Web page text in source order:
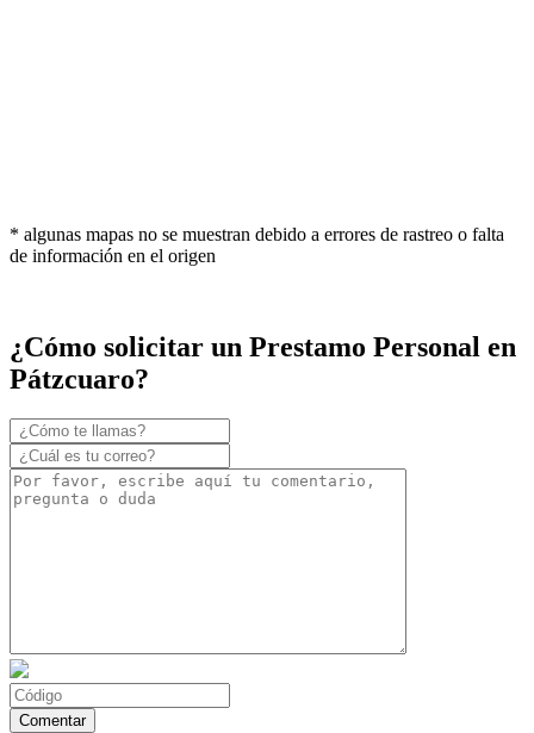
* algunas mapas no se muestran debido a errores de rastreo o falta
de información en el origen
¿Cómo solicitar un Prestamo Personal en
Pátzcuaro?